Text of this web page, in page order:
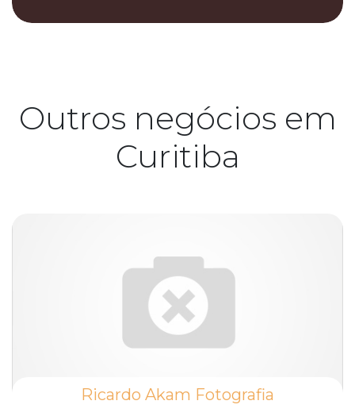
Outros negócios em
Curitiba
Ricardo Akam Fotografia